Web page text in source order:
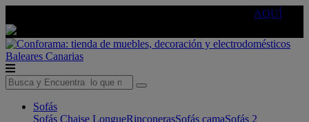
AQUÍ
Baleares Canarias
Sofás
Sofás Chaise LongueRinconerasSofás camaSofás 2